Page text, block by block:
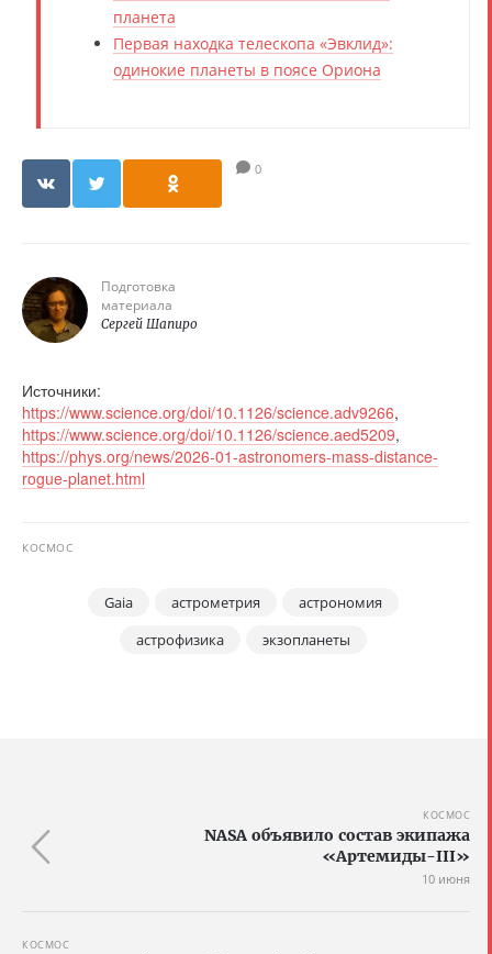
планета
Первая находка телескопа «Эвклид»:
одинокие планеты в поясе Ориона
0
Подготовка
материала
Сергей Шапиро
Источники:
https://www.science.org/doi/10.1126/science.adv9266,
https://www.science.org/doi/10.1126/science.aed5209,
https://phys.org/news/2026-01-astronomers-mass-distance-
rogue-planet.html
КОСМОС
Gaia астрометрия
астрономия
астрофизика
экзопланеты
КОСМОС
NASA объявило состав экипажа
«Артемиды-III»
10 июня
КОСМОС